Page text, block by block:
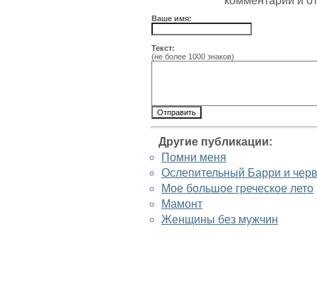
Ваше имя:
Текст:
(не более 1000 знаков)
Другие публикации:
Помни меня
Ослепительный Барри и
Мое большое греческое лето
Мамонт
Женщины без мужчин